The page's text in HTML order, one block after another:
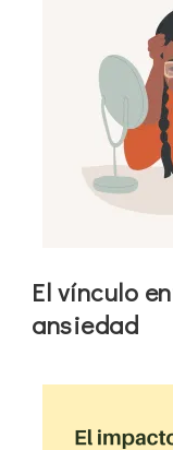
El vínculo
ansiedad